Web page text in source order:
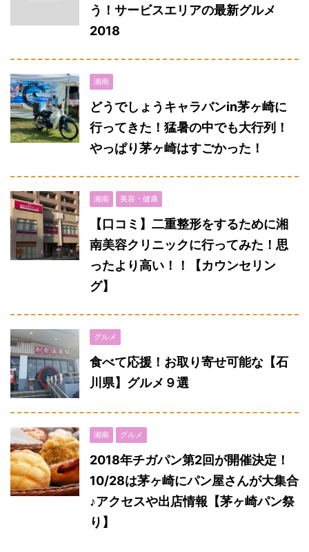
う！サービスエリアの最新グルメ
2018
湘南
どうでしょうキャラバンin茅ヶ崎に
行ってきた！猛暑の中でも大行列！
やっぱり茅ヶ崎はすごかった！
湘南 美容・健康
【口コミ】二重整形をするために湘
南美容クリニックに行ってみた！思
ったより高い！！【カウンセリン
グ】
グルメ
食べて応援！お取り寄せ可能な【石
川県】グルメ９選
湘南 グルメ
2018年チガパン第2回が開催決定！
10/28は茅ヶ崎にパン屋さんが大集合
♪アクセスや出店情報【茅ヶ崎パン祭
り】